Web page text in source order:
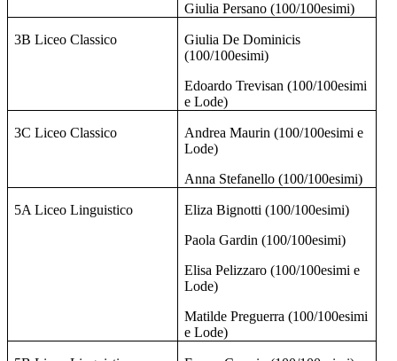
Giulia Persano (100/100esimi)
3B Liceo Classico
Giulia De Dominicis
(100/100esimi)
Edoardo Trevisan (100/100esimi
e Lode)
3C Liceo Classico
Andrea Maurin (100/100esimi e
Lode)
Anna Stefanello (100/100esimi)
5A Liceo Linguistico
Eliza Bignotti (100/100esimi)
Paola Gardin (100/100esimi)
Elisa Pelizzaro (100/100esimi e
Lode)
Matilde Preguerra (100/100esimi
e Lode)